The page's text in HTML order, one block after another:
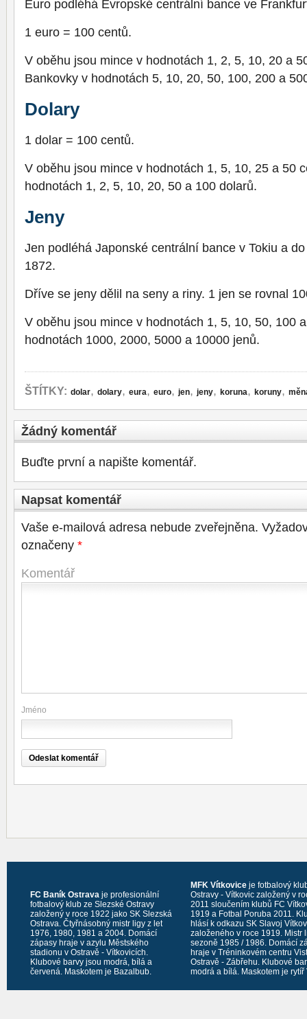
Euro podléhá Evropské centrální bance ve
1 euro = 100 centů.
V oběhu jsou mince v hodnotách 1, 2, 5, 10, 20 a
Bankovky v hodnotách 5, 10, 20, 50, 100, 200 a
Dolary
1 dolar = 100 centů.
V oběhu jsou mince v hodnotách 1, 5, 10, 25 a 50
hodnotách 1, 2, 5, 10, 20, 50 a 100 dolarů.
Jeny
Jen podléhá Japonské centrální bance v Tokiu a
1872.
Dříve se jeny dělil na seny a riny. 1 jen se rovnal
V oběhu jsou mince v hodnotách 1, 5, 10, 50, 100
hodnotách 1000, 2000, 5000 a 10000 jenů.
ŠTÍTKY: dolar, dolary, eura, euro, jen, jeny, koruna, koruny,
Žádný komentář
Buďte první a napište komentář.
Napsat komentář
Vaše e-mailová adresa nebude zveřejněna.
označeny *
Komentář
Jméno
FC Baník Ostrava je profesionální
fotbalový klub ze Slezské Ostravy
založený v roce 1922 jako SK Slezská
Ostrava. Čtyřnásobný mistr ligy z let
1976, 1980, 1981 a 2004. Domácí
zápasy hraje v azylu Městského
stadionu v Ostravě - Vítkovicích.
Klubové barvy jsou modrá, bílá a
červená. Maskotem je Bazalbub.
MFK Vítkovice je fotbalový
Ostravy - Vítkovic založený v
2011 sloučením klubů FC
1919 a Fotbal Poruba 2011.
hlásí k odkazu SK Slavoj
založeného v roce 1919. Mistr
sezoně 1985 / 1986. Domácí
hraje v Tréninkovém centru
Ostravě - Zábřehu. Klubové
modrá a bílá. Maskotem je rytíř